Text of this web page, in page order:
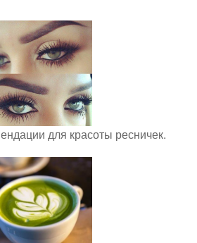
для красоты ресничек.